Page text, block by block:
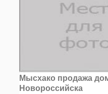
Мысхако продажа
Новороссийска